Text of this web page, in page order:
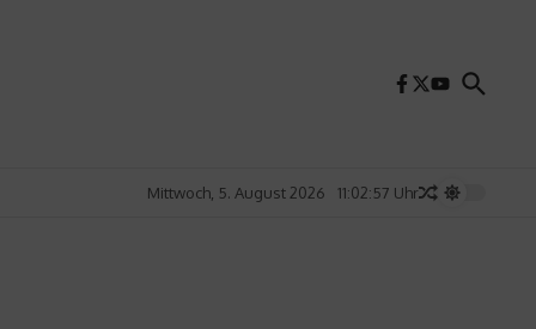
Mittwoch, 5. August 2026 11:02:58 Uhr